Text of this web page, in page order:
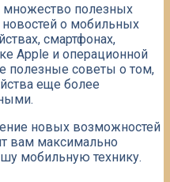
множество полезных
новостей о мобильных
смартфонах,
Apple и операционной
полезные советы о том,
еще более
новых возможностей
вам максимально
мобильную технику.